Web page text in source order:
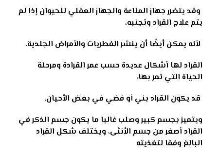
وقد يتضرر جهاز المناعة والجهاز العقلي للحيوان إذا لم
يتم علاج القراد وتجنبه،
لأنه يمكن أيضًا أن ينشر الفطريات والأمراض الجلدية.
القراد لها أشكال عديدة حسب عمر القرادة ومرحلة
الحياة التي تمر بها،
قد يكون القراد بني أو فضي في بعض الأحيان،
ويتميز بجسم كبير وصلب غالبا ما يكون جسم الذكر في
القراد أصغر من جسم الأنثى، ويختلف شكل القراد
البالغ وفقا لتغذيته